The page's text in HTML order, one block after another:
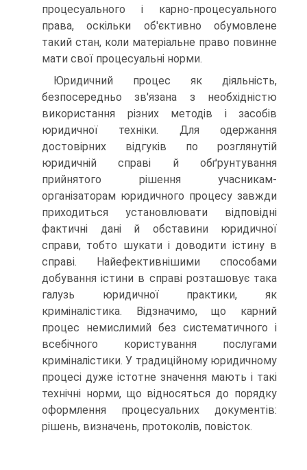
процесуального і карно-процесуального
права, оскільки об'єктивно обумовлене
такий стан, коли матеріальне право повинне
мати свої процесуальні норми.
Юридичний процес як діяльність,
безпосередньо зв'язана з необхідністю
використання різних методів і засобів
юридичної техніки. Для одержання
достовірних відгуків по розглянутій
юридичній справі й обґрунтування
прийнятого рішення учасникам-
організаторам юридичного процесу завжди
приходиться установлювати відповідні
фактичні дані й обставини юридичної
справи, тобто шукати і доводити істину в
справі. Найефективнішими способами
добування істини в справі розташовує така
галузь юридичної практики, як
криміналістика. Відзначимо, що карний
процес немислимий без систематичного і
всебічного користування послугами
криміналістики. У традиційному юридичному
процесі дуже істотне значення мають і такі
технічні норми, що відносяться до порядку
оформлення процесуальних документів:
рішень, визначень, протоколів, повісток.